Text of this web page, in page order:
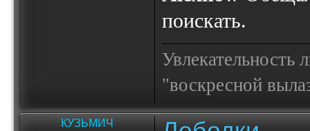
поискать.
Увлекательность
"воскресной
КУЗЬМИЧ